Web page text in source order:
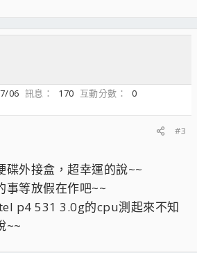
06 訊息 170 互動分數
0
#3
碟外接盒，超幸運的說~~
事等放假在作吧~~
p4 531 3.0g的cpu測起來不知
~~